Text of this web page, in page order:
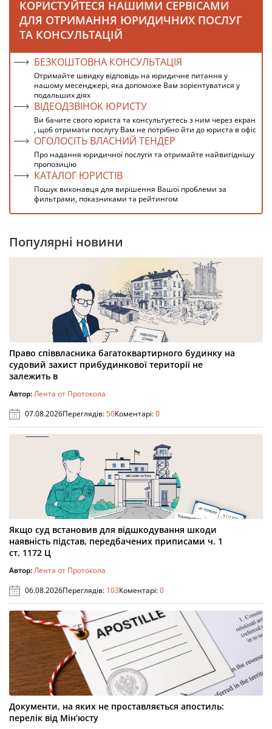
КОРИСТУЙТЕСЯ НАШИМИ СЕРВІСАМИ
ДЛЯ ОТРИМАННЯ ЮРИДИЧНИХ ПОСЛУГ
ТА КОНСУЛЬТАЦІЙ
БЕЗКОШТОВНА КОНСУЛЬТАЦІЯ
Отримайте швидку відповідь на юридичне питання у
нашому месенджері, яка допоможе Вам зорієнтуватися у
подальших діях
ВІДЕОДЗВІНОК ЮРИСТУ
Ви бачите свого юриста та консультуєтесь з ним через екран
, щоб отримати послугу Вам не потрібно йти до юриста в офіс
ОГОЛОСІТЬ ВЛАСНИЙ ТЕНДЕР
Про надання юридичної послуги та отримайте найвигіднішу
пропозицію
КАТАЛОГ ЮРИСТІВ
Пошук виконавця для вирішення Вашої проблеми за
фильтрами, показниками та рейтингом
Популярні новини
Право співвласника багатоквартирного будинку на
судовий захист прибудинкової території не
залежить в
Автор:Лента от Протокола
07.08.2026Переглядів:50Коментарі:0
Якщо суд встановив для відшкодування шкоди
наявність підстав, передбачених приписами ч. 1
ст. 1172 Ц
Автор:Лента от Протокола
06.08.2026Переглядів: 103Коментарі:0
Документи, на яких не проставляється апостиль:
перелік від Мін’юсту